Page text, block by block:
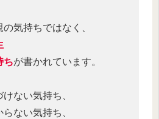
気持ちではなく、
ちが書かれています。
ない気持ち、
ない気持ち、